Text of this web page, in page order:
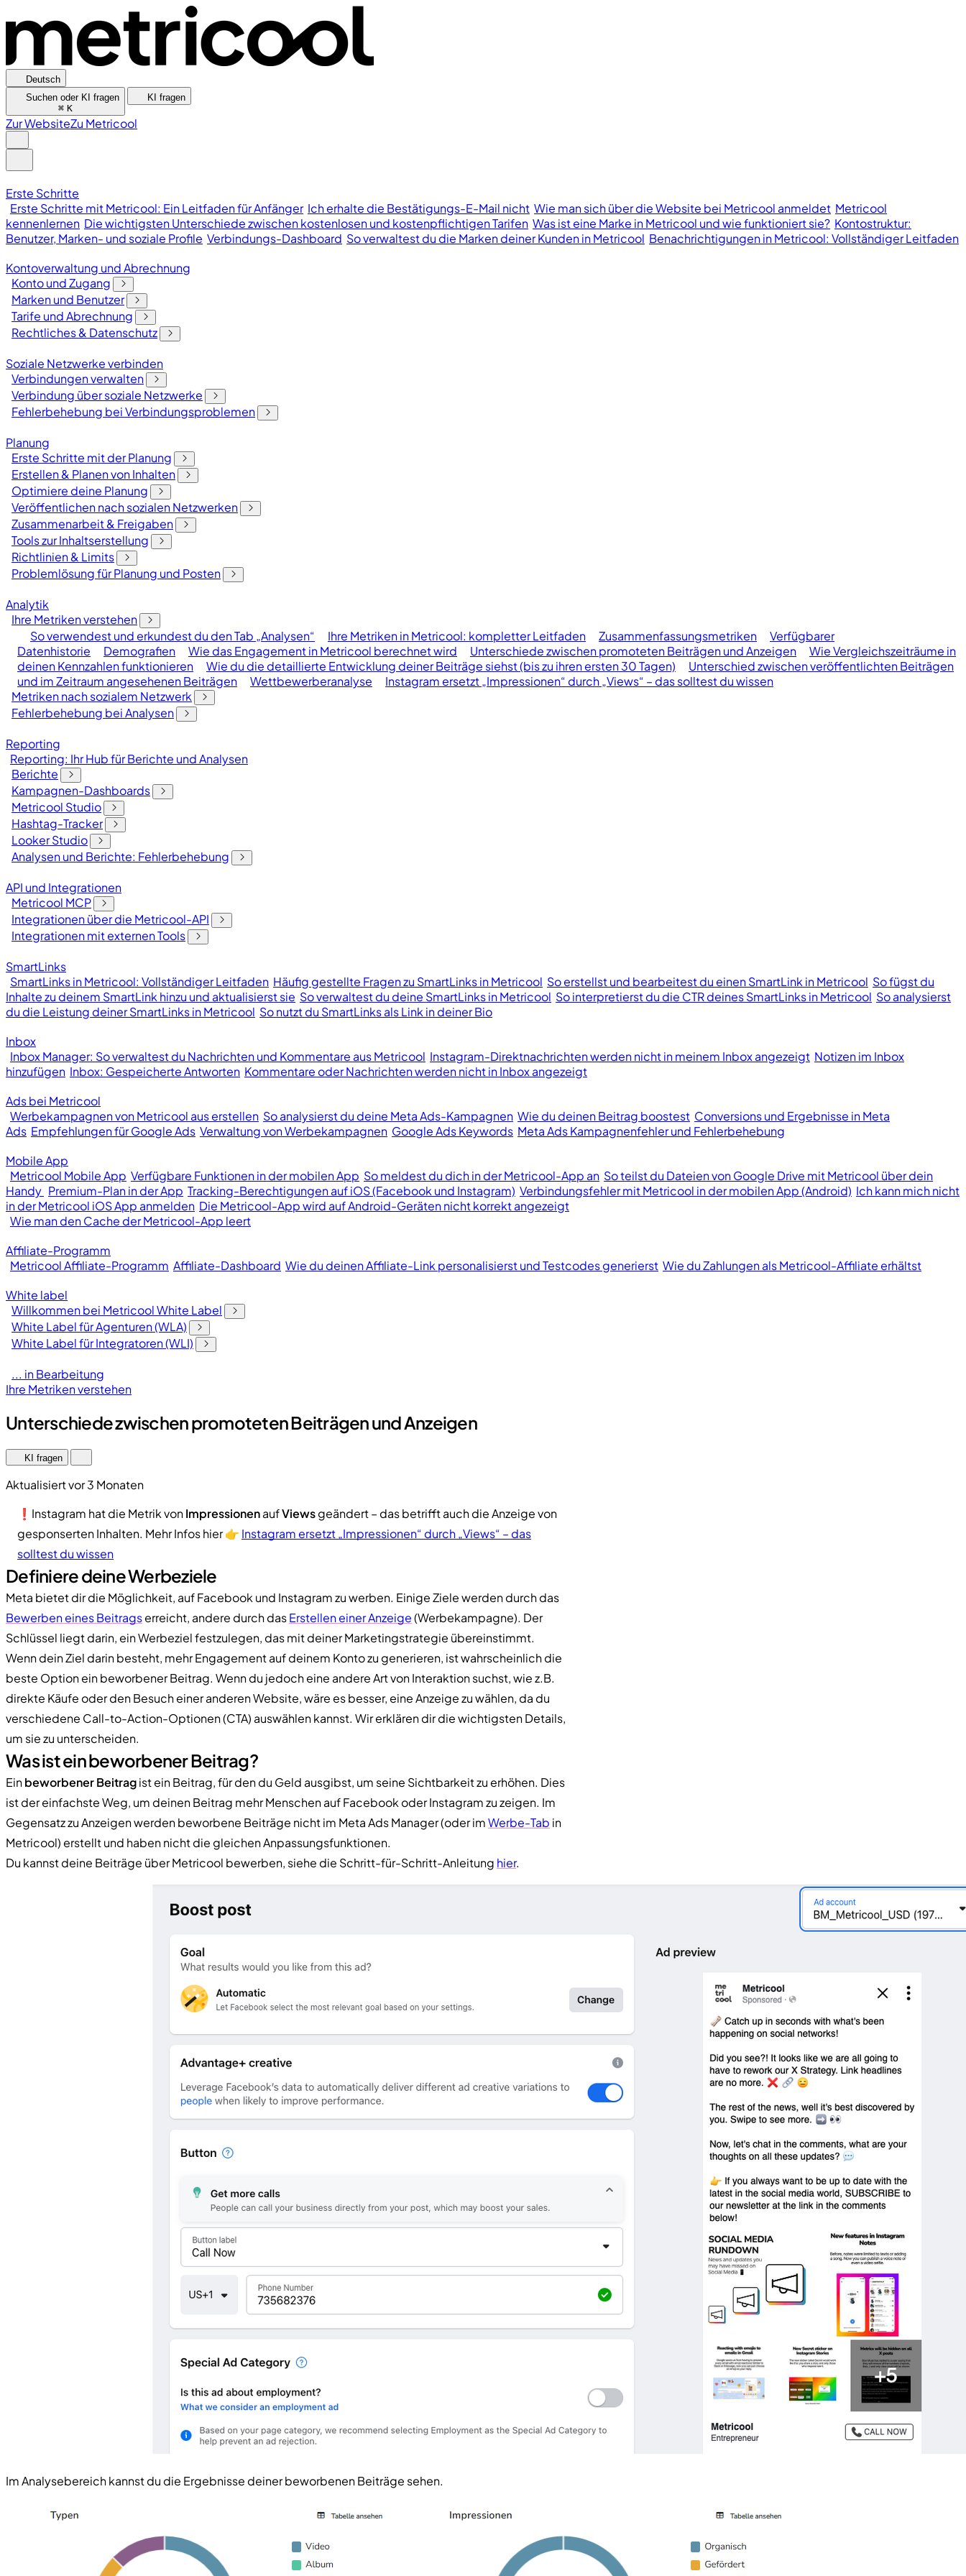
Deutsch
Suchen oder KI fragen
⌘ K
KI fragen
Zur WebsiteZu Metricool
Erste Schritte
Erste Schritte mit Metricool: Ein Leitfaden für Anfänger Ich erhalte die Bestätigungs-E-Mail nicht Wie man sich über die Website bei Metricool anmeldet Metricool
kennenlernen Die wichtigsten Unterschiede zwischen kostenlosen und kostenpflichtigen Tarifen Was ist eine Marke in Metricool und wie funktioniert sie? Kontostruktur:
Benutzer, Marken- und soziale Profile Verbindungs-Dashboard So verwaltest du die Marken deiner Kunden in Metricool Benachrichtigungen in Metricool: Vollständiger Leitfaden
Kontoverwaltung und Abrechnung
Konto und Zugang
Marken und Benutzer
Tarife und Abrechnung
Rechtliches & Datenschutz
Soziale Netzwerke verbinden
Verbindungen verwalten
Verbindung über soziale Netzwerke
Fehlerbehebung bei Verbindungsproblemen
Planung
Erste Schritte mit der Planung
Erstellen & Planen von Inhalten
Optimiere deine Planung
Veröffentlichen nach sozialen Netzwerken
Zusammenarbeit & Freigaben
Tools zur Inhaltserstellung
Richtlinien & Limits
Problemlösung für Planung und Posten
Analytik
Ihre Metriken verstehen
So verwendest und erkundest du den Tab „Analysen“
Ihre Metriken in Metricool: kompletter Leitfaden Zusammenfassungsmetriken
Verfügbarer
Datenhistorie
Demografien Wie das Engagement in Metricool berechnet wird Unterschiede zwischen promoteten Beiträgen und Anzeigen
Wie Vergleichszeiträume in
deinen Kennzahlen funktionieren
Wie du die detaillierte Entwicklung deiner Beiträge siehst (bis zu ihren ersten 30 Tagen)
Unterschied zwischen veröffentlichten Beiträgen
und im Zeitraum angesehenen Beiträgen
Wettbewerberanalyse
Instagram ersetzt „Impressionen“ durch „Views“ – das solltest du wissen
Metriken nach sozialem Netzwerk
Fehlerbehebung bei Analysen
Reporting
Reporting: Ihr Hub für Berichte und Analysen
Berichte
Kampagnen-Dashboards
Metricool Studio
Hashtag-Tracker
Looker Studio
Analysen und Berichte: Fehlerbehebung
API und Integrationen
Metricool MCP
Integrationen über die Metricool-API
Integrationen mit externen Tools
SmartLinks
SmartLinks in Metricool: Vollständiger Leitfaden Häufig gestellte Fragen zu SmartLinks in Metricool So erstellst und bearbeitest du einen SmartLink in Metricool So fügst du
Inhalte zu deinem SmartLink hinzu und aktualisierst sie So verwaltest du deine SmartLinks in Metricool So interpretierst du die CTR deines SmartLinks in Metricool So analysierst
du die Leistung deiner SmartLinks in Metricool So nutzt du SmartLinks als Link in deiner Bio
Inbox
Inbox Manager: So verwaltest du Nachrichten und Kommentare aus Metricool Instagram-Direktnachrichten werden nicht in meinem Inbox angezeigt Notizen im Inbox
hinzufügen Inbox: Gespeicherte Antworten Kommentare oder Nachrichten werden nicht in Inbox angezeigt
Ads bei Metricool
Werbekampagnen von Metricool aus erstellen So analysierst du deine Meta Ads-Kampagnen Wie du deinen Beitrag boostest Conversions und Ergebnisse in Meta
Ads Empfehlungen für Google Ads Verwaltung von Werbekampagnen Google Ads Keywords Meta Ads Kampagnenfehler und Fehlerbehebung
Mobile App
Metricool Mobile App Verfügbare Funktionen in der mobilen App So meldest du dich in der Metricool-App an So teilst du Dateien von Google Drive mit Metricool über dein
Handy Premium-Plan in der App Tracking-Berechtigungen auf iOS (Facebook und Instagram) Verbindungsfehler mit Metricool in der mobilen App (Android) Ich kann mich nicht
in der Metricool iOS App anmelden Die Metricool-App wird auf Android-Geräten nicht korrekt angezeigt
Wie man den Cache der Metricool-App leert
Affiliate-Programm
Metricool Affiliate-Programm Affiliate-Dashboard Wie du deinen Affiliate-Link personalisierst und Testcodes generierst Wie du Zahlungen als Metricool-Affiliate erhältst
White label
Willkommen bei Metricool White Label
White Label für Agenturen (WLA)
White Label für Integratoren (WLI)
... in Bearbeitung
Ihre Metriken verstehen
Unterschiede zwischen promoteten Beiträgen und Anzeigen
KI fragen
Aktualisiert vor 3 Monaten
❗Instagram hat die Metrik vonImpressionenaufViewsgeändert – das betrifft auch die Anzeige von
gesponserten Inhalten. Mehr Infos hier 👉 Instagram ersetzt „Impressionen“ durch „Views“ – das
solltest du wissen
Definiere deine Werbeziele
Meta bietet dir die Möglichkeit, auf Facebook und Instagram zu werben. Einige Ziele werden durch das
Bewerben eines Beitragserreicht, andere durch dasErstellen einer Anzeige(Werbekampagne). Der
Schlüssel liegt darin, ein Werbeziel festzulegen, das mit deiner Marketingstrategie übereinstimmt.
Wenn dein Ziel darin besteht, mehr Engagement auf deinem Konto zu generieren, ist wahrscheinlich die
beste Option ein beworbener Beitrag. Wenn du jedoch eine andere Art von Interaktion suchst, wie z.B.
direkte Käufe oder den Besuch einer anderen Website, wäre es besser, eine Anzeige zu wählen, da du
verschiedene Call-to-Action-Optionen (CTA) auswählen kannst. Wir erklären dir die wichtigsten Details,
um sie zu unterscheiden.
Was ist ein beworbener Beitrag?
Einbeworbener Beitragist ein Beitrag, für den du Geld ausgibst, um seine Sichtbarkeit zu erhöhen. Dies
ist der einfachste Weg, um deinen Beitrag mehr Menschen auf Facebook oder Instagram zu zeigen. Im
Gegensatz zu Anzeigen werden beworbene Beiträge nicht im Meta Ads Manager (oder imWerbe-Tab in
Metricool) erstellt und haben nicht die gleichen Anpassungsfunktionen.
Du kannst deine Beiträge über Metricool bewerben, siehe die Schritt-für-Schritt-Anleitung hier.
Im Analysebereich kannst du die Ergebnisse deiner beworbenen Beiträge sehen.